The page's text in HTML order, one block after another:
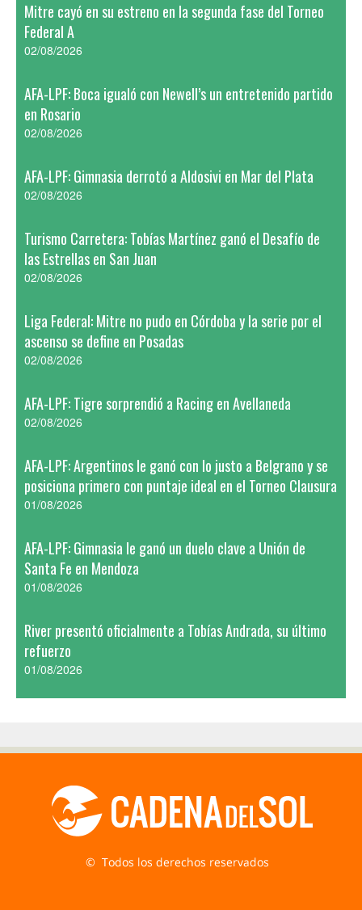
Mitre cayó en su estreno en la segunda fase del Torneo
Federal A
02/08/2026
AFA-LPF: Boca igualó con Newell’s un entretenido partido
en Rosario
02/08/2026
AFA-LPF: Gimnasia derrotó a Aldosivi en Mar del Plata
02/08/2026
Turismo Carretera: Tobías Martínez ganó el Desafío de
las Estrellas en San Juan
02/08/2026
Liga Federal: Mitre no pudo en Córdoba y la serie por el
ascenso se define en Posadas
02/08/2026
AFA-LPF: Tigre sorprendió a Racing en Avellaneda
02/08/2026
AFA-LPF: Argentinos le ganó con lo justo a Belgrano y se
posiciona primero con puntaje ideal en el Torneo Clausura
01/08/2026
AFA-LPF: Gimnasia le ganó un duelo clave a Unión de
Santa Fe en Mendoza
01/08/2026
River presentó oficialmente a Tobías Andrada, su último
refuerzo
01/08/2026